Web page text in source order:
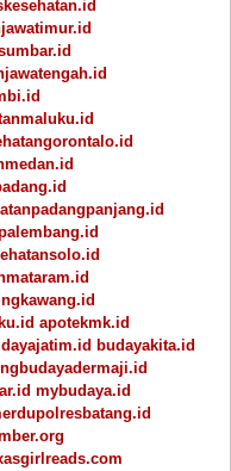
apotekmk.id
budayakita.id
mybudaya.id